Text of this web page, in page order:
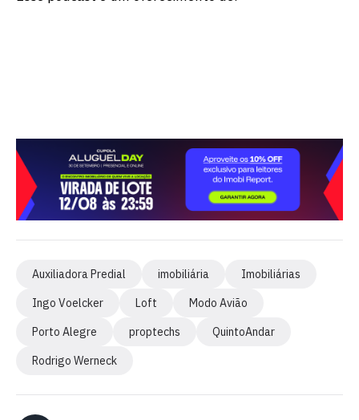
Auxiliadora Predial imobiliária
Imobiliárias
Ingo Voelcker
Loft
Modo Avião
Porto Alegre
proptechs
QuintoAndar
Rodrigo Werneck